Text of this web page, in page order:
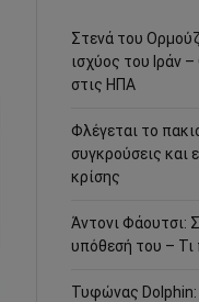
Στενά του
ισχύος του Ιράν
στις ΗΠΑ
Φλέγεται το
συγκρούσεις και
κρίσης
Άντονι Φάουτσι:
υπόθεσή του – Τι
Τυφώνας Dolphin: